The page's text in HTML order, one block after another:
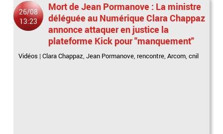
26/08
13:23
Mort de Jean Pormanove : La ministre
déléguée au Numérique Clara Chappaz
annonce attaquer en justice la
plateforme Kick pour "manquement"
Vidéos |Clara Chappaz,Jean Pormanove, rencontre,Arcom,cnil